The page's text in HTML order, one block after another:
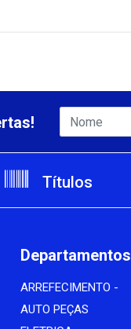
Títulos
Departamentos
ARREFECIMENTO -
AUTO PEÇAS